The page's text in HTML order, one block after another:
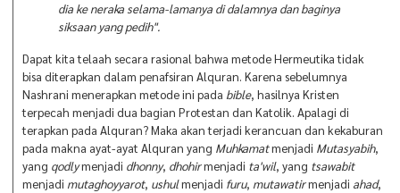
dia ke neraka selama-lamanya di dalamnya dan baginya
siksaan yang pedih".
Dapat kita telaah secara rasional bahwa metode Hermeutika tidak
bisa diterapkan dalam penafsiran Alquran. Karena sebelumnya
Nashrani menerapkan metode ini pada bible, hasilnya Kristen
terpecah menjadi dua bagian Protestan dan Katolik. Apalagi di
terapkan pada Alquran? Maka akan terjadi kerancuan dan kekaburan
pada makna ayat-ayat Alquran yang Muhkamatmenjadi Mutasyabih,
yang qodlymenjadi dhonny, dhohirmenjadi ta'wil, yang tsawabit
menjadi mutaghoyyarot, ushulmenjadi furu, mutawatirmenjadi ahad,